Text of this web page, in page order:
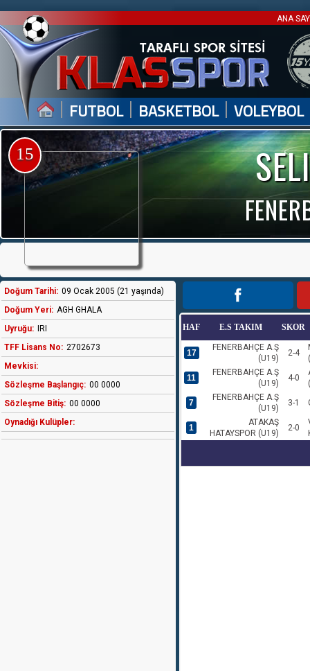
ANA
| FUTBOL | BASKETBOL | VOLEYBOL
15
Doğum Tarihi: 09 Ocak 2005 (21 yaşında)
Doğum Yeri: AGH GHALA
Uyruğu:
IRI
TFF Lisans No: 2702673
Mevkisi:
Sözleşme Başlangıç: 00 0000
Sözleşme Bitiş: 00 0000
Oynadığı Kulüpler:
HAF E.S TAKIM SKOR
17
FENERBAHÇE A.Ş
(U19)
2-4
11
FENERBAHÇE A.Ş
(U19)
4-0
7
FENERBAHÇE A.Ş
(U19)
3-1
1
ATAKAŞ
HATAYSPOR (U19)
2-0